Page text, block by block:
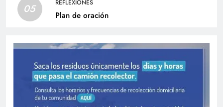
05 REFLEXIONES
Plan de oración